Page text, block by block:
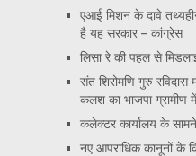
एआई मिशन के दावे
है यह सरकार – कांग्रेस
लिसा रे की पहल से
संत शिरोमणि गुरु रविदास
कलश का भाजपा ग्रामीण
कलेक्टर कार्यालय के
नए आपराधिक कानूनों के